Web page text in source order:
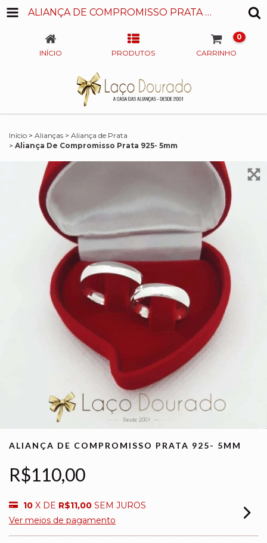
ALIANÇA DE COMPROMISSO PRATA 925- 5MM
INÍCIO PRODUTOS CARRINHO
0
Início > Alianças > Aliança de Prata
> Aliança De Compromisso Prata 925- 5mm
ALIANÇA DE COMPROMISSO PRATA 925- 5MM
R$110,00
10 X DE R$11,00 SEM JUROS
Ver meios de pagamento